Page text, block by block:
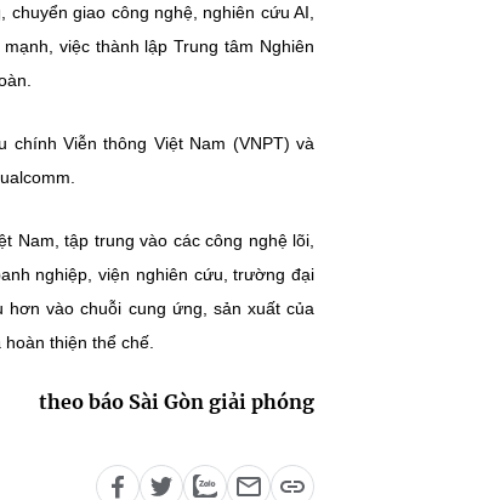
giao công nghệ, nghiên cứu AI,
việc thành lập Trung tâm Nghiên
chính Viễn thông Việt Nam (VNPT) và
Nam, tập trung vào các công nghệ lõi,
nghiệp, viện nghiên cứu, trường đại
vào chuỗi cung ứng, sản xuất của
thiện thể chế.
theo báo Sài Gòn giải phóng